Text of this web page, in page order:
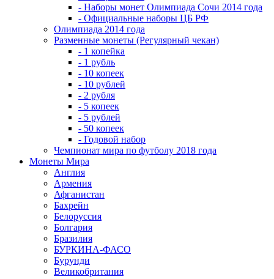
- Наборы монет Олимпиада Сочи 2014 года
- Официальные наборы ЦБ РФ
Олимпиада 2014 года
Разменные монеты (Регулярный чекан)
- 1 копейка
- 1 рубль
- 10 копеек
- 10 рублей
- 2 рубля
- 5 копеек
- 5 рублей
- 50 копеек
- Годовой набор
Чемпионат мира по футболу 2018 года
Монеты Мира
Англия
Армения
Афганистан
Бахрейн
Белоруссия
Болгария
Бразилия
БУРКИНА-ФАСО
Бурунди
Великобритания